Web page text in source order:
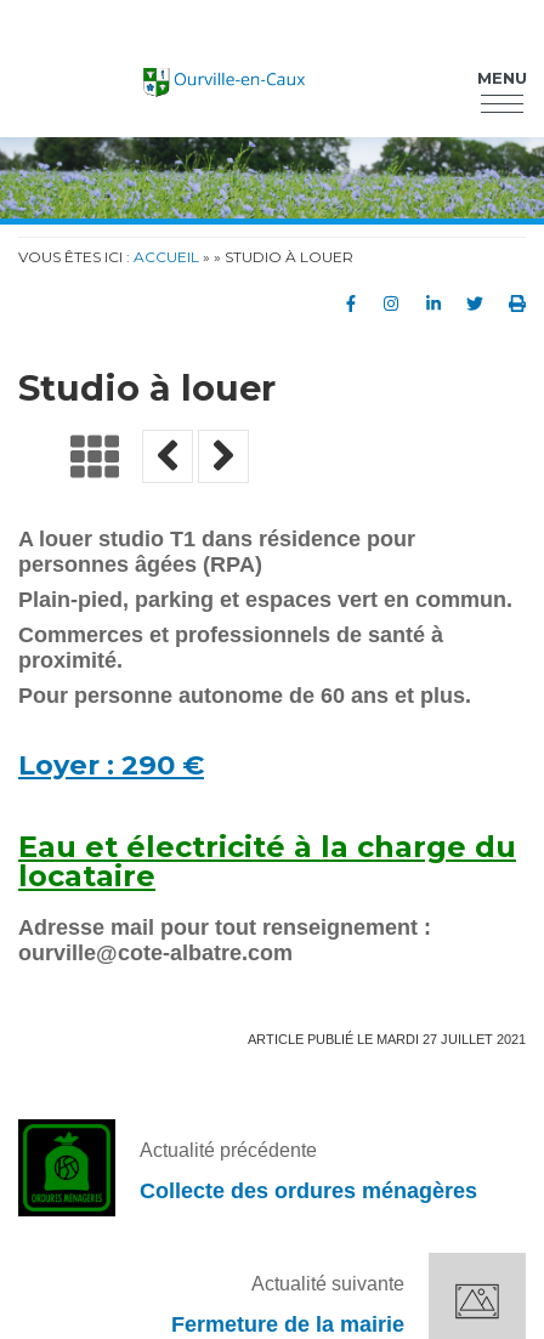
Ourville-en-CauxMENU
VOUS ÊTES ICI : ACCUEIL » » STUDIO À LOUER
Partager sur
Partager sur
Partager
Studio à louer
A louer studio T1 dans résidence pour
personnes âgées (RPA)
Plain-pied, parking et espaces vert en commun.
Commerces et professionnels de santé à
proximité.
Pour personne autonome de 60 ans et plus.
Loyer : 290 €
Eau et électricité à la charge du
locataire
Adresse mail pour tout renseignement :
ourville@cote-albatre.com
ARTICLE PUBLIÉ LE MARDI 27 JUILLET 2021
Actualité précédente
Collecte des ordures ménagères
Actualité suivante
Fermeture de la mairie